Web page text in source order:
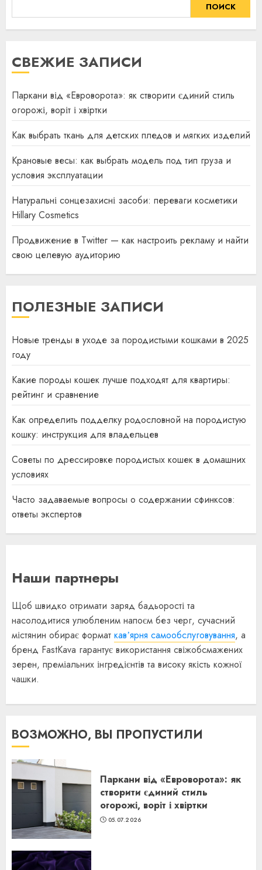
ПОИСК
СВЕЖИЕ ЗАПИСИ
Паркани від «Евроворота»: як створити єдиний стиль
огорожі, воріт і хвіртки
Как выбрать ткань для детских пледов и мягких изделий
Крановые весы: как выбрать модель под тип груза и
условия эксплуатации
Натуральні сонцезахисні засоби: переваги косметики
Hillary Cosmetics
Продвижение в Twitter — как настроить рекламу и найти
свою целевую аудиторию
ПОЛЕЗНЫЕ ЗАПИСИ
Новые тренды в уходе за породистыми кошками в 2025
году
Какие породы кошек лучше подходят для квартиры:
рейтинг и сравнение
Как определить подделку родословной на породистую
кошку: инструкция для владельцев
Советы по дрессировке породистых кошек в домашних
условиях
Часто задаваемые вопросы о содержании сфинксов:
ответы экспертов
Наши партнеры
Щоб швидко отримати заряд бадьорості та
насолодитися улюбленим напоєм без черг, сучасний
містянин обирає формат кавʼярня самообслуговування, а
бренд FastKava гарантує використання свіжобсмажених
зерен, преміальних інгредієнтів та високу якість кожної
чашки.
ВОЗМОЖНО, ВЫ ПРОПУСТИЛИ
Паркани від «Евроворота»: як
створити єдиний стиль
огорожі, воріт і хвіртки
05.07.2026